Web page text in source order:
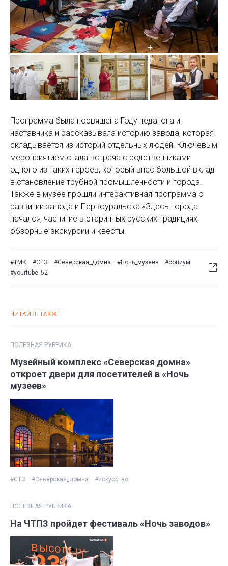
Программа была посвящена Году педагога и
наставника и рассказывала историю завода, которая
складывается из историй отдельных людей. Ключевым
мероприятием стала встреча с родственниками
одного из таких героев, который внес большой вклад
в становление трубной промышленности и города.
Также в музее прошли интерактивная программа о
развитии завода и Первоуральска «Здесь города
начало», чаепитие в старинных русских традициях,
обзорные экскурсии и квесты.
#ТМК #СТЗ #Северская_домна #Ночь_музеев
#социум
#yourtube_52
ЧИТАЙТЕ ТАКЖЕ
ПОЛЕЗНАЯ РУБРИКА
Музейный комплекс «Северская домна»
откроет двери для посетителей в «Ночь
музеев»
#СТЗ #Северская_домна #искусство
ПОЛЕЗНАЯ РУБРИКА
На ЧТПЗ пройдет фестиваль «Ночь заводов»